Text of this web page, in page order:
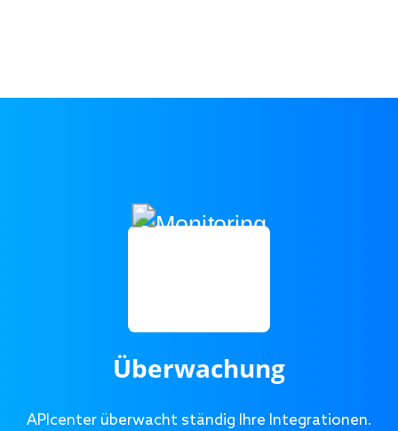
Überwachung
APIcenter überwacht ständig Ihre Integrationen.